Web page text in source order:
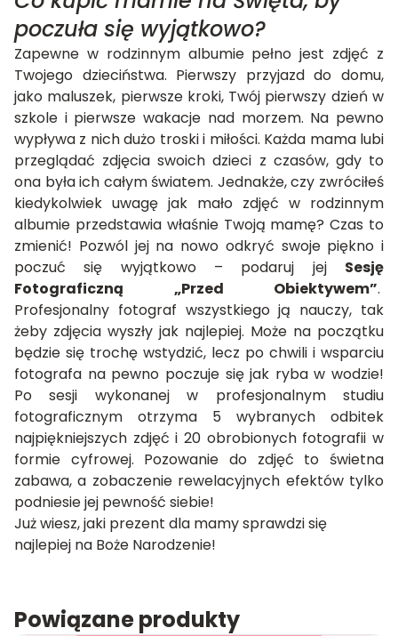
poczuła się wyjątkowo?
Zapewne w rodzinnym albumie pełno jest zdjęć z
Twojego dzieciństwa. Pierwszy przyjazd do domu,
jako maluszek, pierwsze kroki, Twój pierwszy dzień w
szkole i pierwsze wakacje nad morzem. Na pewno
wypływa z nich dużo troski i miłości. Każda mama lubi
przeglądać zdjęcia swoich dzieci z czasów, gdy to
ona była ich całym światem. Jednakże, czy zwróciłeś
kiedykolwiek uwagę jak mało zdjęć w rodzinnym
albumie przedstawia właśnie Twoją mamę? Czas to
zmienić! Pozwól jej na nowo odkryć swoje piękno i
poczuć się wyjątkowo – podaruj jej Sesję
Fotograficzną „Przed Obiektywem”.
Profesjonalny fotograf wszystkiego ją nauczy, tak
żeby zdjęcia wyszły jak najlepiej. Może na początku
będzie się trochę wstydzić, lecz po chwili i wsparciu
fotografa na pewno poczuje się jak ryba w wodzie!
Po sesji wykonanej w profesjonalnym studiu
fotograficznym otrzyma 5 wybranych odbitek
najpiękniejszych zdjęć i 20 obrobionych fotografii w
formie cyfrowej. Pozowanie do zdjęć to świetna
zabawa, a zobaczenie rewelacyjnych efektów tylko
podniesie jej pewność siebie!
Już wiesz, jaki prezent dla mamysprawdzi się
najlepiej na Boże Narodzenie!
Powiązane produkty